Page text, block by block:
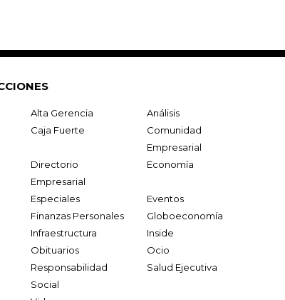
Alta Gerencia
Análisis
Caja Fuerte
Comunidad
Empresarial
Directorio
Empresarial
Economía
Especiales
Eventos
Finanzas Personales
Globoeconomía
Infraestructura
Inside
Obituarios
Ocio
Responsabilidad
Social
Salud Ejecutiva